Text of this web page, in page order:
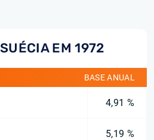
EM 1972
BASE ANUAL
4,91 %
5,19 %